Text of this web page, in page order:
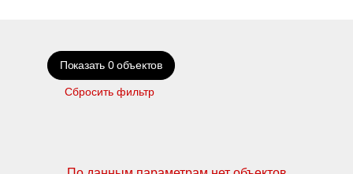
Показать 0 объектов
Сбросить фильтр